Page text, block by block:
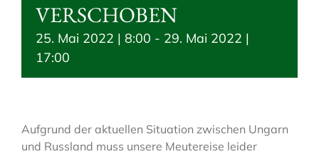
VERSCHOBEN
25. Mai 2022 | 8:00 - 29. Mai 2022 |
17:00
Aufgrund der aktuellen Situation zwischen Ungarn
und Russland muss unsere Meutereise leider